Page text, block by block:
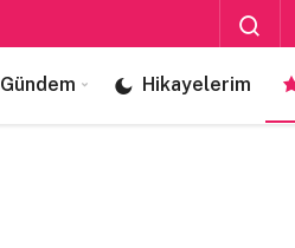
Gündem Hikayelerim